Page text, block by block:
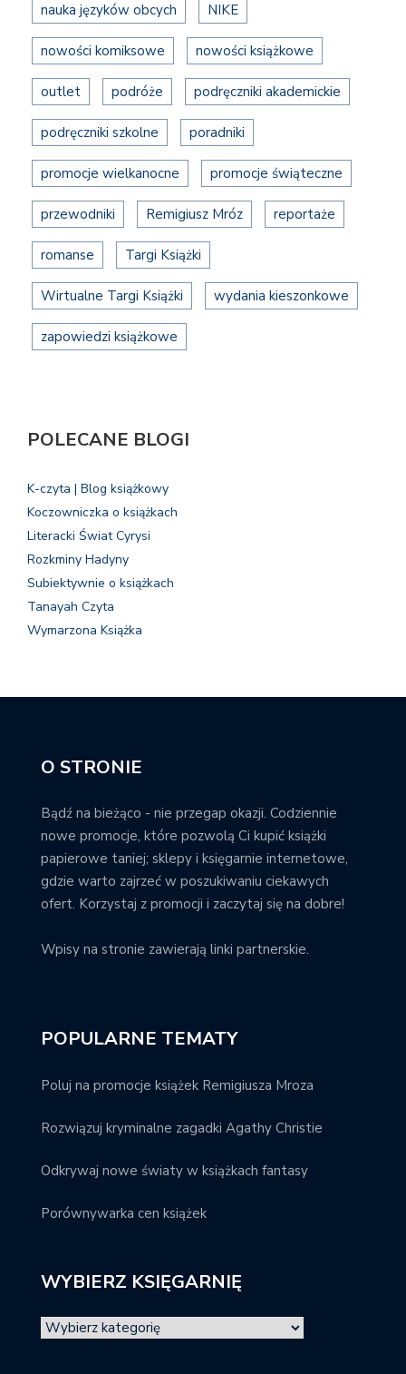
nauka języków obcych NIKE
nowości komiksowe nowości książkowe
outlet podróże podręczniki akademickie
podręczniki szkolne poradniki
promocje wielkanocne promocje świąteczne
przewodniki Remigiusz Mróz reportaże
romanse Targi Książki
Wirtualne Targi Książki wydania kieszonkowe
zapowiedzi książkowe
POLECANE BLOGI
K-czyta | Blog książkowy
Koczowniczka o książkach
Literacki Świat Cyrysi
Rozkminy Hadyny
Subiektywnie o książkach
Tanayah Czyta
Wymarzona Książka
O STRONIE
Bądź na bieżąco - nie przegap okazji. Codziennie
nowe promocje, które pozwolą Ci kupić książki
papierowe taniej; sklepy i księgarnie internetowe,
gdzie warto zajrzeć w poszukiwaniu ciekawych
ofert. Korzystaj z promocji i zaczytaj się na dobre!
Wpisy na stronie zawierają linki partnerskie.
POPULARNE TEMATY
Poluj na promocje książek Remigiusza Mroza
Rozwiązuj kryminalne zagadki Agathy Christie
Odkrywaj nowe światy w książkach fantasy
Porównywarka cen książek
WYBIERZ KSIĘGARNIĘ